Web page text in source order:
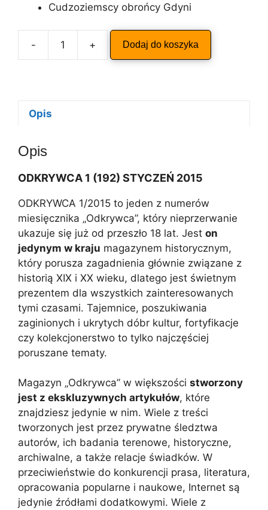
Cudzoziemscy obrońcy Gdyni
-
ilość
ODKRYWCA
+ Dodaj do koszyka
i
v
:
Opis
Opis
ODKRYWCA 1 (192) STYCZEŃ 2015
ODKRYWCA 1/2015 to jeden z numerów
miesięcznika „Odkrywca”, który nieprzerwanie
ukazuje się już od przeszło 18 lat. Jest on
jedynym w kraju magazynem historycznym,
który porusza zagadnienia głównie związane z
historią XIX i XX wieku, dlatego jest świetnym
prezentem dla wszystkich zainteresowanych
tymi czasami. Tajemnice, poszukiwania
zaginionych i ukrytych dóbr kultur, fortyfikacje
czy kolekcjonerstwo to tylko najczęściej
poruszane tematy.
Magazyn „Odkrywca” w większości stworzony
jest z ekskluzywnych artykułów, które
znajdziesz jedynie w nim. Wiele z treści
tworzonych jest przez prywatne śledztwa
autorów, ich badania terenowe, historyczne,
archiwalne, a także relacje świadków. W
przeciwieństwie do konkurencji prasa, literatura,
opracowania popularne i naukowe, Internet są
jedynie źródłami dodatkowymi. Wiele z